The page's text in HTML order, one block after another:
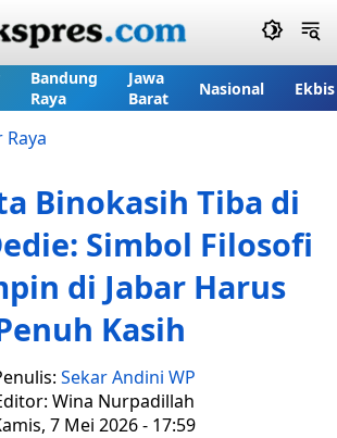
Bandung
Raya
Jawa
Barat
Nasional Ekbis
Raya
Binokasih Tiba di
Simbol Filosofi
di Jabar Harus
Kasih
Sekar Andini WP
Wina Nurpadillah
7 Mei 2026 - 17:59